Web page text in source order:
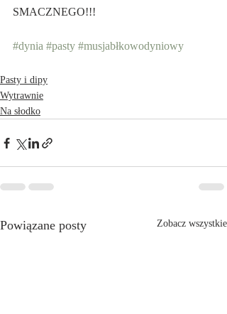
SMACZNEGO!!!
#dynia #pasty #musjabłkowodyniowy
Pasty i dipy
Wytrawnie
Na słodko
Powiązane posty Zobacz wszystkie